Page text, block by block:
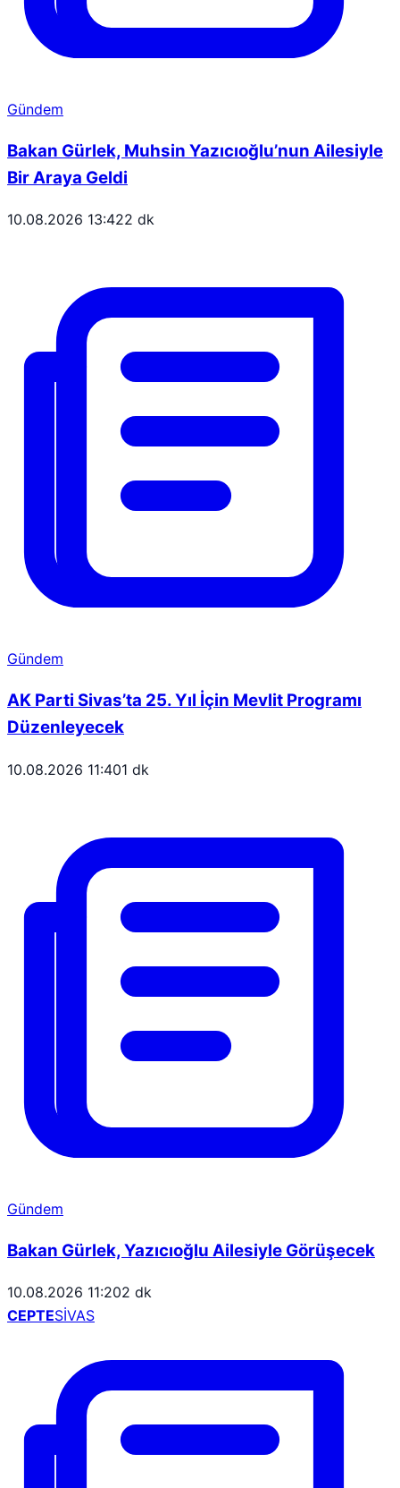
Gündem
Bakan Gürlek, Muhsin Yazıcıoğlu’nun Ailesiyle
Bir Araya Geldi
10.08.2026 13:422 dk
Gündem
AK Parti Sivas’ta 25. Yıl İçin Mevlit Programı
Düzenleyecek
10.08.2026 11:401 dk
Gündem
Bakan Gürlek, Yazıcıoğlu Ailesiyle Görüşecek
10.08.2026 11:202 dk
CEPTESİVAS